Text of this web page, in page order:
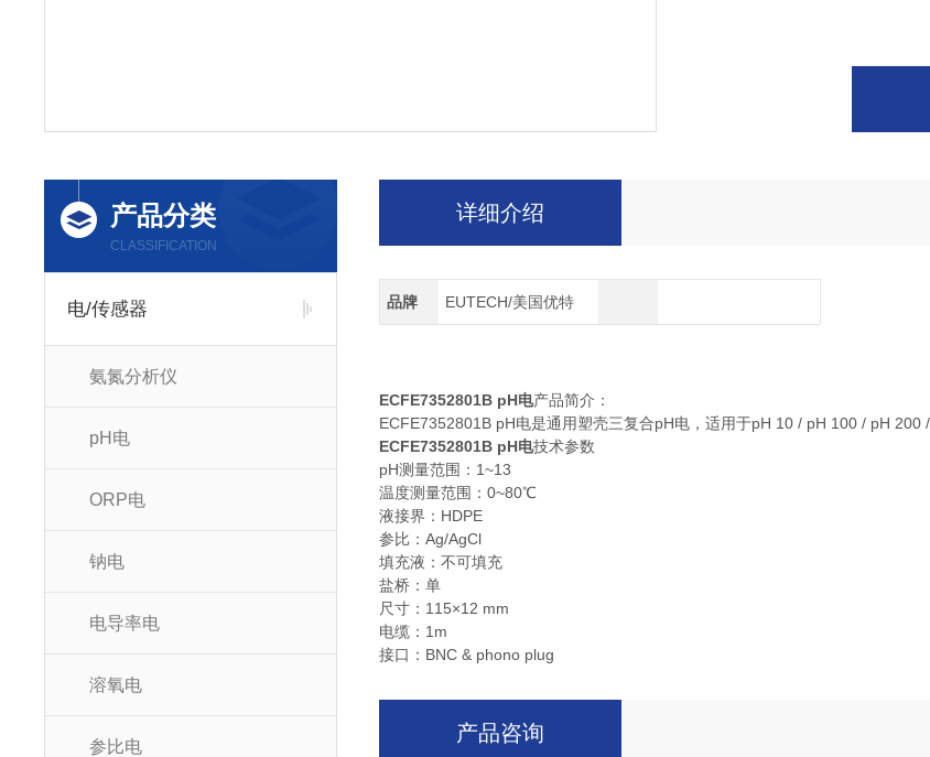
产品分类
CLASSIFICATION
电/传感器
氨氮分析仪
pH电
ORP电
钠电
电导率电
溶氧电
参比电
详细介绍
品牌 EUTECH/美国优特
ECFE7352801B pH电产品简介：
ECFE7352801B pH电是通用塑壳三复合pH电，适用于pH 10 / pH 100 / pH 200
ECFE7352801B pH电技术参数
pH测量范围：1~13
温度测量范围：0~80℃
液接界：HDPE
参比：Ag/AgCl
填充液：不可填充
盐桥：单
尺寸：115×12 mm
电缆：1m
接口：BNC & phono plug
产品咨询